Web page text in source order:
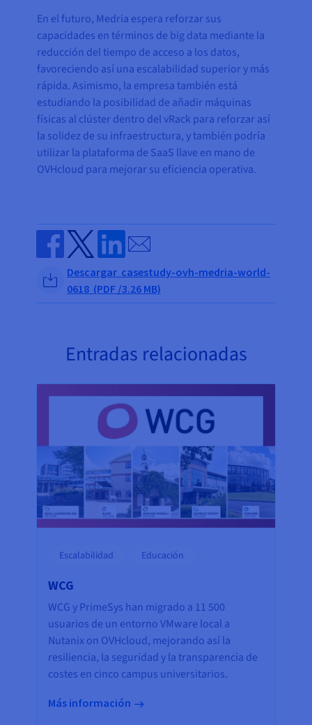
En el futuro, Medria espera reforzar sus
capacidades en términos de big data mediante la
reducción del tiempo de acceso a los datos,
favoreciendo así una escalabilidad superior y más
rápida. Asimismo, la empresa también está
estudiando la posibilidad de añadir máquinas
físicas al clúster dentro del vRack para reforzar así
la solidez de su infraestructura, y también podría
utilizar la plataforma de SaaS llave en mano de
OVHcloud para mejorar su eficiencia operativa.
Share on Facebook
Share on Twitter
Share on Linkedin
Send by email
Descargar casestudy-ovh-medria-world-
0618 (PDF /3.26 MB)
Entradas relacionadas
Escalabilidad Educación
WCG
WCG y PrimeSys han migrado a 11 500
usuarios de un entorno VMware local a
Nutanix on OVHcloud, mejorando así la
resiliencia, la seguridad y la transparencia de
costes en cinco campus universitarios.
Más información